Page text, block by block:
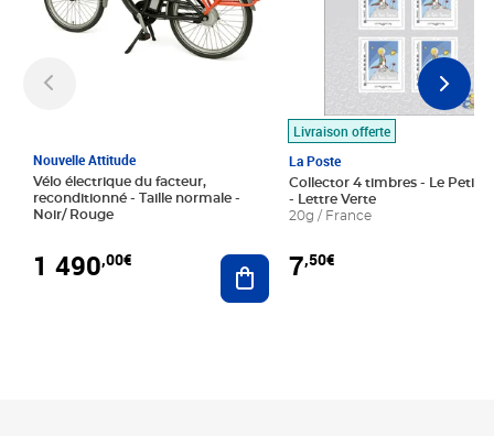
Nouvelle Attitude
Vélo électrique du facteur,
reconditionné - Taille normale -
Noir/ Rouge
1 490,00€ Ajouter au panier
Livraison offerte
La Poste
Collector 4 timbres - Le Petit
- Lettre Verte
20g / France
7,50€